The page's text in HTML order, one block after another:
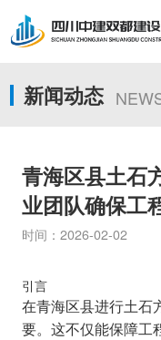
新闻动态
青海区县土石
业团队确保工
时间：2026-02-02
引言
在青海区县进行土石
要。这不仅能保障工